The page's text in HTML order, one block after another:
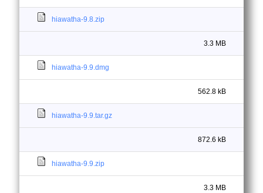
hiawatha-9.8.zip
3.3 MB
hiawatha-9.9.dmg
562.8 kB
hiawatha-9.9.tar.gz
872.6 kB
hiawatha-9.9.zip
3.3 MB